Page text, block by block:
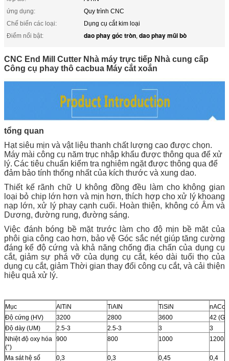
ứng dụng:
Quy trình CNC
Chế biến các loại:
Dụng cụ cắt kim loại
Điểm nổi bật:
dao phay góc tròn, dao phay mũi bò
CNC End Mill Cutter Nhà máy trực tiếp Nhà cung cấp
Công cụ phay thô cacbua Máy cắt xoắn
tổng quan
Hạt siêu mịn và vật liệu thanh chất lượng cao được chọn.
Máy mài công cụ năm trục nhập khẩu được thông qua để xử
lý. Các tiêu chuẩn kiểm tra nghiêm ngặt được thông qua để
đảm bảo tính thống nhất của kích thước và xung dao.
Thiết kế rãnh chữ U không đồng đều làm cho không gian
loại bỏ chip lớn hơn và mịn hơn, thích hợp cho xử lý khoang
nạp lớn, xử lý phay cạnh cuối. Hoàn thiện, không có Âm và
Dương, đường rung, đường sáng.
Việc đánh bóng bề mặt trước làm cho độ mịn bề mặt của
phôi gia công cao hơn, bảo vệ Góc sắc nét giúp tăng cường
đáng kể độ cứng và khả năng chống địa chấn của dụng cụ
cắt, giảm sự phá vỡ của dụng cụ cắt, kéo dài tuổi thọ của
dụng cụ cắt, giảm Thời gian thay đổi công cụ cắt, và cải thiện
hiệu quả xử lý.
Mục AlTiN TiAIN TiSiN
nACo
Độ cứng (HV)
3200 2800 3600
42
Độ dày (UM)
2.5-3 2.5-3 3
3
Nhiệt độ oxy hóa
(°)
900 800 1000 1200
Ma sát hệ số 0,3 0,3 0,45 0,4